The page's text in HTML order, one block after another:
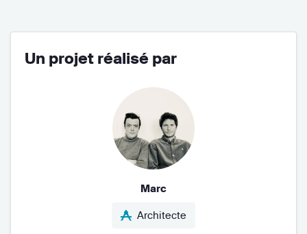
Un projet réalisé par
Marc
Architecte